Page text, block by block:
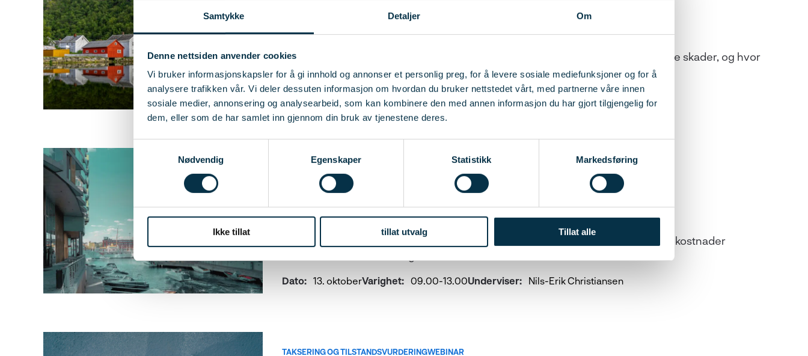
Samtykke Detaljer Om
Denne nettsiden anvender cookies
Vi bruker informasjonskapsler for å gi innhold og annonser et personlig preg, for å levere sosiale mediefunksjoner og for å
analysere trafikken vår. Vi deler dessuten informasjon om hvordan du bruker nettstedet vårt, med partnerne våre innen
sosiale medier, annonsering og analysearbeid, som kan kombinere den med annen informasjon du har gjort tilgjengelig for
dem, eller som de har samlet inn gjennom din bruk av tjenestene deres.
Nødvendig
Egenskaper Statistikk Markedsføring
Ikke tillat tillat utvalg Tillat alle
Geofarer og eiendommer
I dette kurset vil du lære å vurdere terrengforhold, risiko for geologisk betingete skader, og hvor
en kan hente kunnskaper om geologiske forhold ved eiendommer.
Dato: 7. oktober Varighet: 09.00-12.00 Underviser: Thorbjørn Kaland
FORVALTNING OG UTVIKLING AV EIENDOM
FDV-dokumentasjon
Hva er tilstrekkelig dokumentasjon, hvordan kvalitetssikre innholdet, og hva er kostnader
Dato: 13. oktoberVarighet: 09.00-13.00Underviser: Nils-Erik Christiansen
TAKSERING OG TILSTANDSVURDERINGWEBINAR